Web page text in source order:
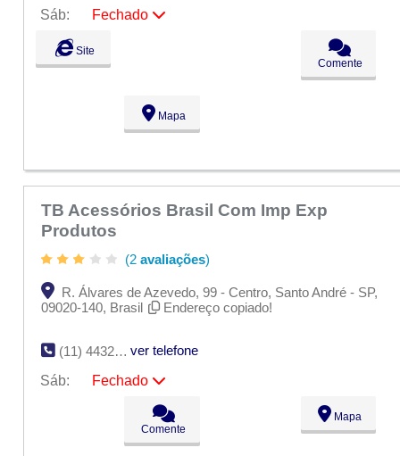
Sáb:
Fechado
Seg:
Ter:
Qua:
09:00 - 18:00
09:00 - 18:00
Fechado
Fechado
Site
Comente
Mapa
TB Acessórios Brasil Com Imp Exp
Produtos
(2 avaliações)
R. Álvares de Azevedo, 99 - Centro, Santo André - SP,
09020-140, Brasil
Endereço copiado!
(11) 4432-2177
ver telefone
Sáb:
Fechado
09:00 - 18:00
09:00 - 18:00
09:00 - 18:00
Comente
Mapa